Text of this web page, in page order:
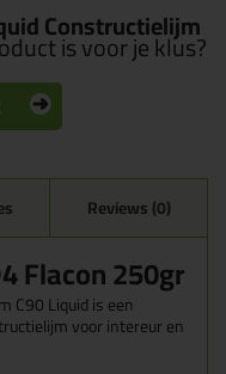
Constructielijm
is voor je klus?
Reviews (0)
Flacon 250gr
C90 Liquid is een
voor intereur en